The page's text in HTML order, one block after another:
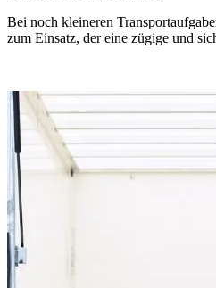
Bei noch kleineren
zum Einsatz, der eine zügige und